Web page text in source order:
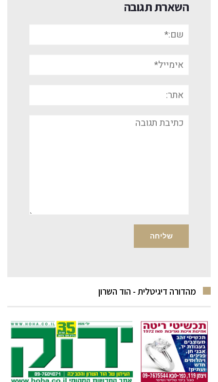
השארת תגובה
אימייל*
תגובה
מהדורה דיגיטלית - הוד השרון